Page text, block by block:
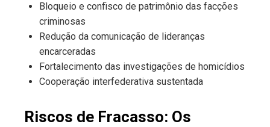
Bloqueio e confisco de patrimônio das facções
criminosas
Redução da comunicação de lideranças
encarceradas
Fortalecimento das investigações de homicídios
Cooperação interfederativa sustentada
Riscos de Fracasso: Os